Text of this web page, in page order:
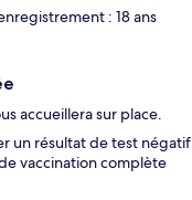
: 18 ans
accueillera sur place.
un résultat de test négatif
vaccination complète